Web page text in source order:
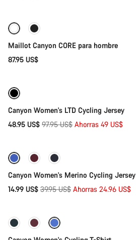
Maillot Canyon CORE para hombre
87.95 US$
Canyon Women's LTD Cycling Jersey
48.95 US$ Precio
97.95 US$ Ahorras 49 US$
-62% Preparada para los elementos
Selección rápida
Canyon Women's Merino Cycling Jersey
14.99 US$ Precio
39.95 US$ Ahorras 24.96 US$
-60%
Selección rápida